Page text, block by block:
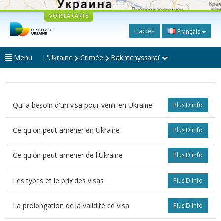
VOIR LA CARTE
L'accès Français
Menu L'Ukraine Crimée Bakhtchyssaraï
Plus D'info
Qui a besoin d'un visa pour venir en Ukraine
Plus D'info
Ce qu'on peut amener en Ukraine
Plus D'info
Ce qu'on peut amener de l'Ukraine
Plus D'info
Les types et le prix des visas
Plus D'info
La prolongation de la validité de visa